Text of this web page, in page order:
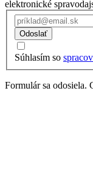
elektronické
Odoslať
Súhlasím so
Formulár sa odosiela.